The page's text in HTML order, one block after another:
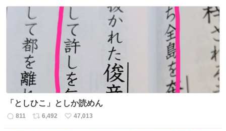
数
ス
ト
数
ね
数
「としひこ」としか読めん
返
811
リ
6,492
い
47,013